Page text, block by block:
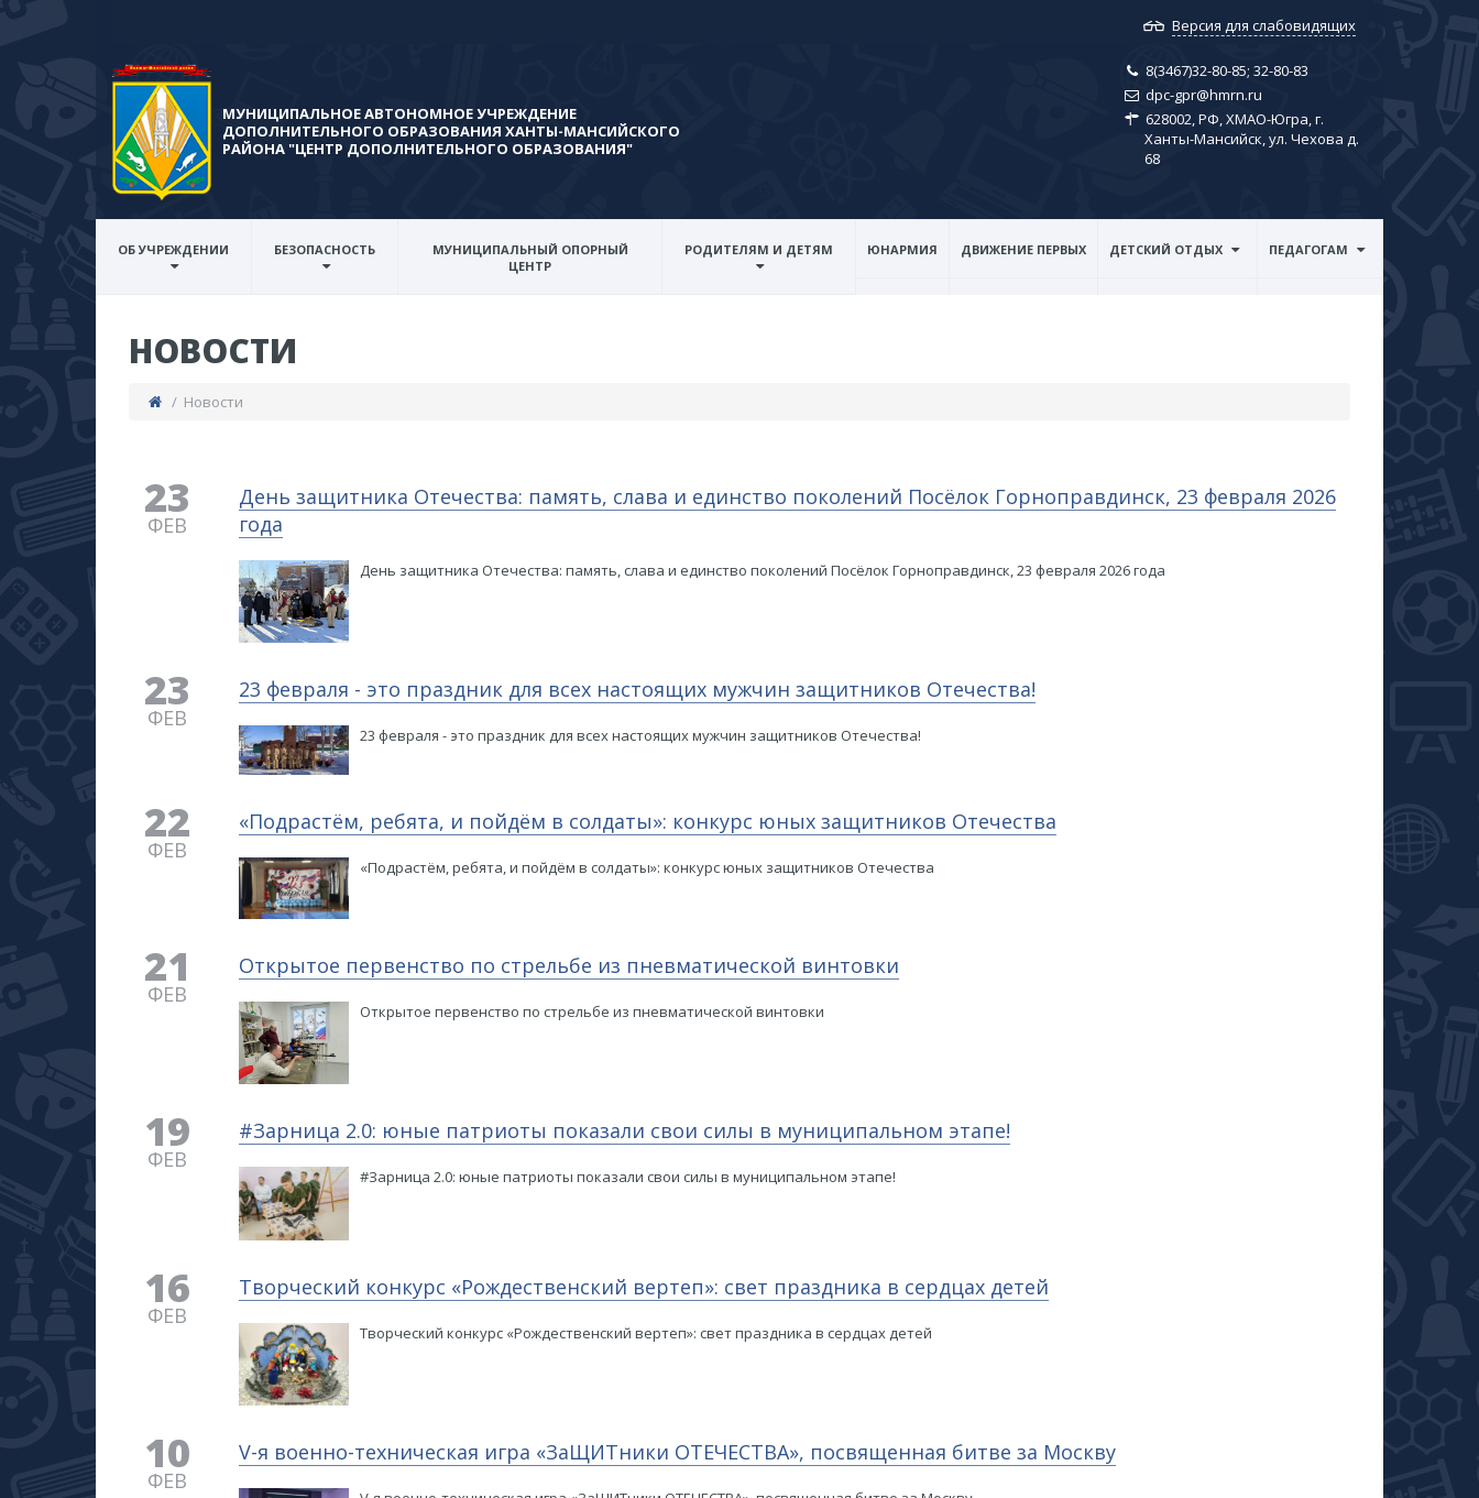
Версия для слабовидящих
МУНИЦИПАЛЬНОЕ АВТОНОМНОЕ УЧРЕЖДЕНИЕ
ДОПОЛНИТЕЛЬНОГО ОБРАЗОВАНИЯ ХАНТЫ-МАНСИЙСКОГО
РАЙОНА​ "ЦЕНТР ДОПОЛНИТЕЛЬНОГО ОБРАЗОВАНИЯ"
8(3467)32-80-85; ​32-80-83
dpc-gpr@hmrn.ru
628002, РФ, ХМАО-Югра, г.
Ханты-Мансийск, ул. Чехова д.
68
ОБ УЧРЕЖДЕНИИ БЕЗОПАСНОСТЬ
МУНИЦИПАЛЬНЫЙ ОПОРНЫЙ
ЦЕНТР
РОДИТЕЛЯМ И ДЕТЯМ ЮНАРМИЯ ДВИЖЕНИЕ ПЕРВЫХ ДЕТСКИЙ ОТДЫХ ПЕДАГОГАМ
НОВОСТИ
/ Новости
23
ФЕВ
День защитника Отечества: память, слава и единство поколений Посёлок Горноправдинск, 23 февраля 2026
года
День защитника Отечества: память, слава и единство поколений Посёлок Горноправдинск, 23 февраля 2026 года
23
ФЕВ
23 февраля - это праздник для всех настоящих мужчин защитников Отечества!
23 февраля - это праздник для всех настоящих мужчин защитников Отечества!
22
ФЕВ
«Подрастём, ребята, и пойдём в солдаты»: конкурс юных защитников Отечества
«Подрастём, ребята, и пойдём в солдаты»: конкурс юных защитников Отечества
21
ФЕВ
Открытое первенство по стрельбе из пневматической винтовки
Открытое первенство по стрельбе из пневматической винтовки
19
ФЕВ
​#Зарница 2.0: юные патриоты показали свои силы в муниципальном этапе!
​#Зарница 2.0: юные патриоты показали свои силы в муниципальном этапе!
16
ФЕВ
Творческий конкурс «Рождественский вертеп»: свет праздника в сердцах детей
Творческий конкурс «Рождественский вертеп»: свет праздника в сердцах детей
10
ФЕВ
V-я военно-техническая игра «ЗаЩИТники ОТЕЧЕСТВА», посвященная битве за Москву